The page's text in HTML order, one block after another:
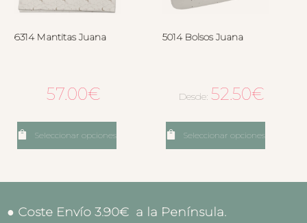
6314 Mantitas Juana
57.00€
Seleccionar opciones
5014 Bolsos Juana
Desde:52.50€
Seleccionar opciones
● Coste Envío 3.90€ a la Península.